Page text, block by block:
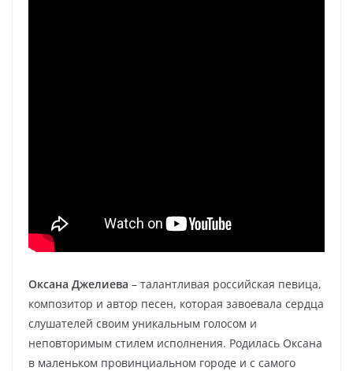
Оксана Джелиева – талантливая российская певица,
композитор и автор песен, которая завоевала сердца
слушателей своим уникальным голосом и
неповторимым стилем исполнения. Родилась Оксана
в маленьком провинциальном городе и с самого